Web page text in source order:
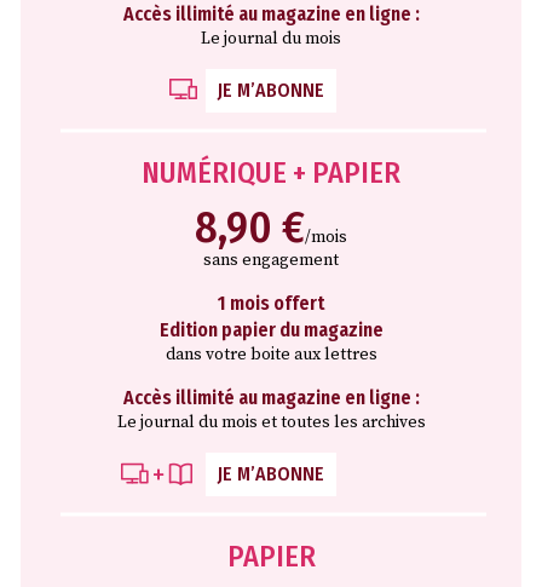
Accès illimité au magazine en ligne :
Le journal du mois
JE M’ABONNE
NUMÉRIQUE + PAPIER
8,90 €/mois
sans engagement
1 mois offert
Edition papier du magazine
dans votre boite aux lettres
Accès illimité au magazine en ligne :
Le journal du mois et toutes les archives
JE M’ABONNE
PAPIER